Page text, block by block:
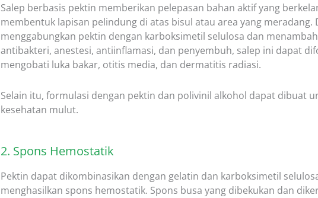
Salep berbasis pektin memberikan pelepasan bahan aktif yang
membentuk lapisan pelindung di atas bisul atau area yang meradang.
menggabungkan pektin dengan karboksimetil selulosa dan
antibakteri, anestesi, antiinflamasi, dan penyembuh, salep ini dapat
mengobati luka bakar, otitis media, dan dermatitis radiasi.
Selain itu, formulasi dengan pektin dan polivinil alkohol dapat dibuat
kesehatan mulut.
2. Spons Hemostatik
Pektin dapat dikombinasikan dengan gelatin dan karboksimetil
menghasilkan spons hemostatik. Spons busa yang dibekukan dan